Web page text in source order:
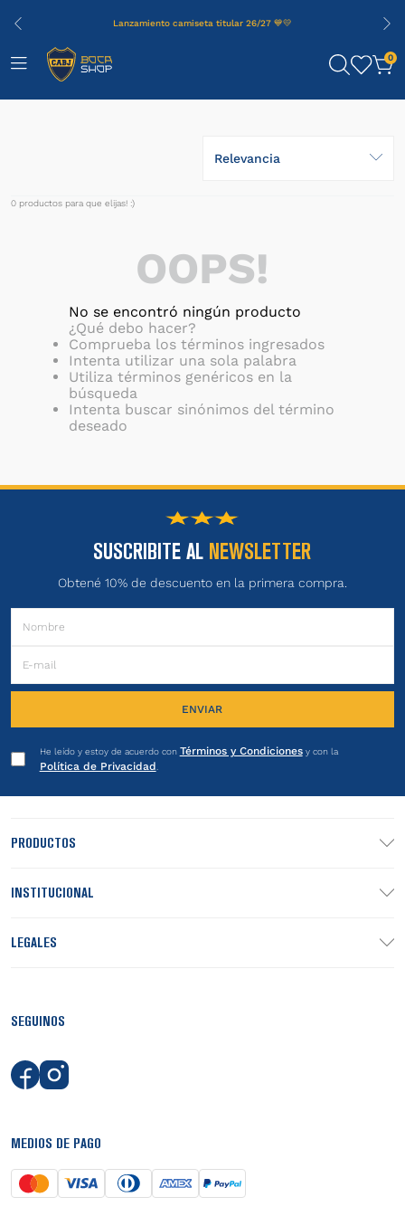
Lanzamiento camiseta titular 26/27 💙💛
0
Relevancia
0 productos
OOPS!
No se encontró ningún producto
¿Qué debo hacer?
Comprueba los términos ingresados
Intenta utilizar una sola palabra
Utiliza términos genéricos en la
búsqueda
Intenta buscar sinónimos del término
deseado
SUSCRIBITE AL NEWSLETTER
Obtené 10% de descuento en la primera compra.
ENVIAR
He leído y estoy de acuerdo con Términos y Condicionesy con la
Política de Privacidad
PRODUCTOS
INSTITUCIONAL
LEGALES
SEGUINOS
MEDIOS DE PAGO